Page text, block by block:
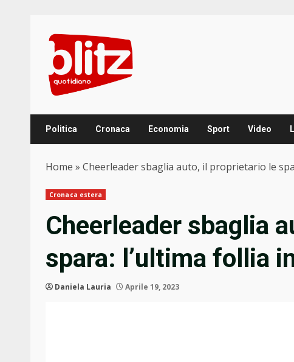
content
Politica Cronaca Economia Sport Video
Home » Cheerleader sbaglia auto, il proprietario le
Cronaca estera
Cheerleader sbaglia
spara: l’ultima follia
Daniela Lauria Aprile 19, 2023